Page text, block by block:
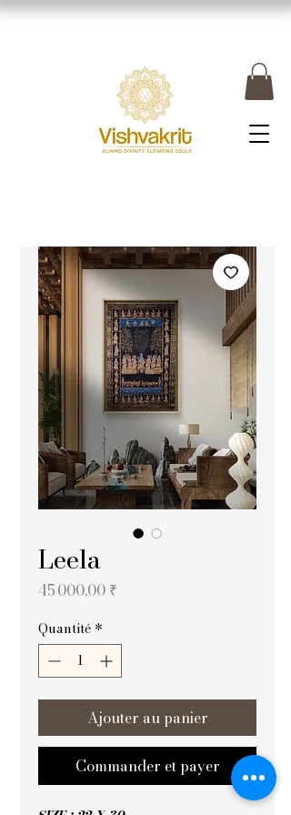
Leela
45 000,00 ₹
Quantité *
Ajouter au panier
Commander et payer